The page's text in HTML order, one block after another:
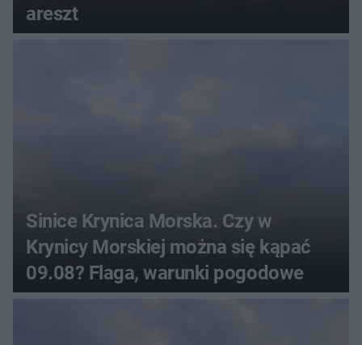
areszt
Sinice Krynica Morska. Czy w
Krynicy Morskiej można się kąpać
09.08? Flaga, warunki pogodowe